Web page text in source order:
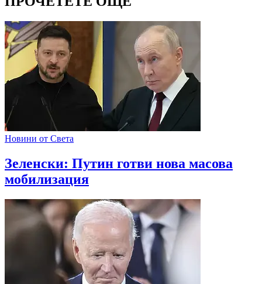
Новини от Света
Зеленски: Путин готви нова масова
мобилизация